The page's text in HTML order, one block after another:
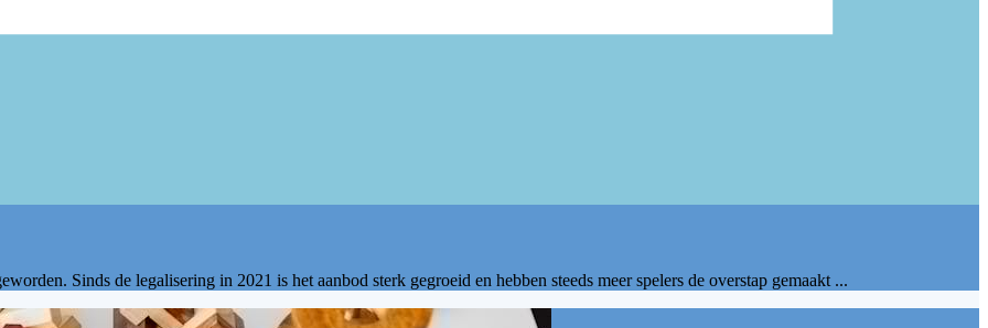
Sinds de legalisering in 2021 is het aanbod sterk gegroeid en hebben steeds meer spelers de overstap gemaakt ...